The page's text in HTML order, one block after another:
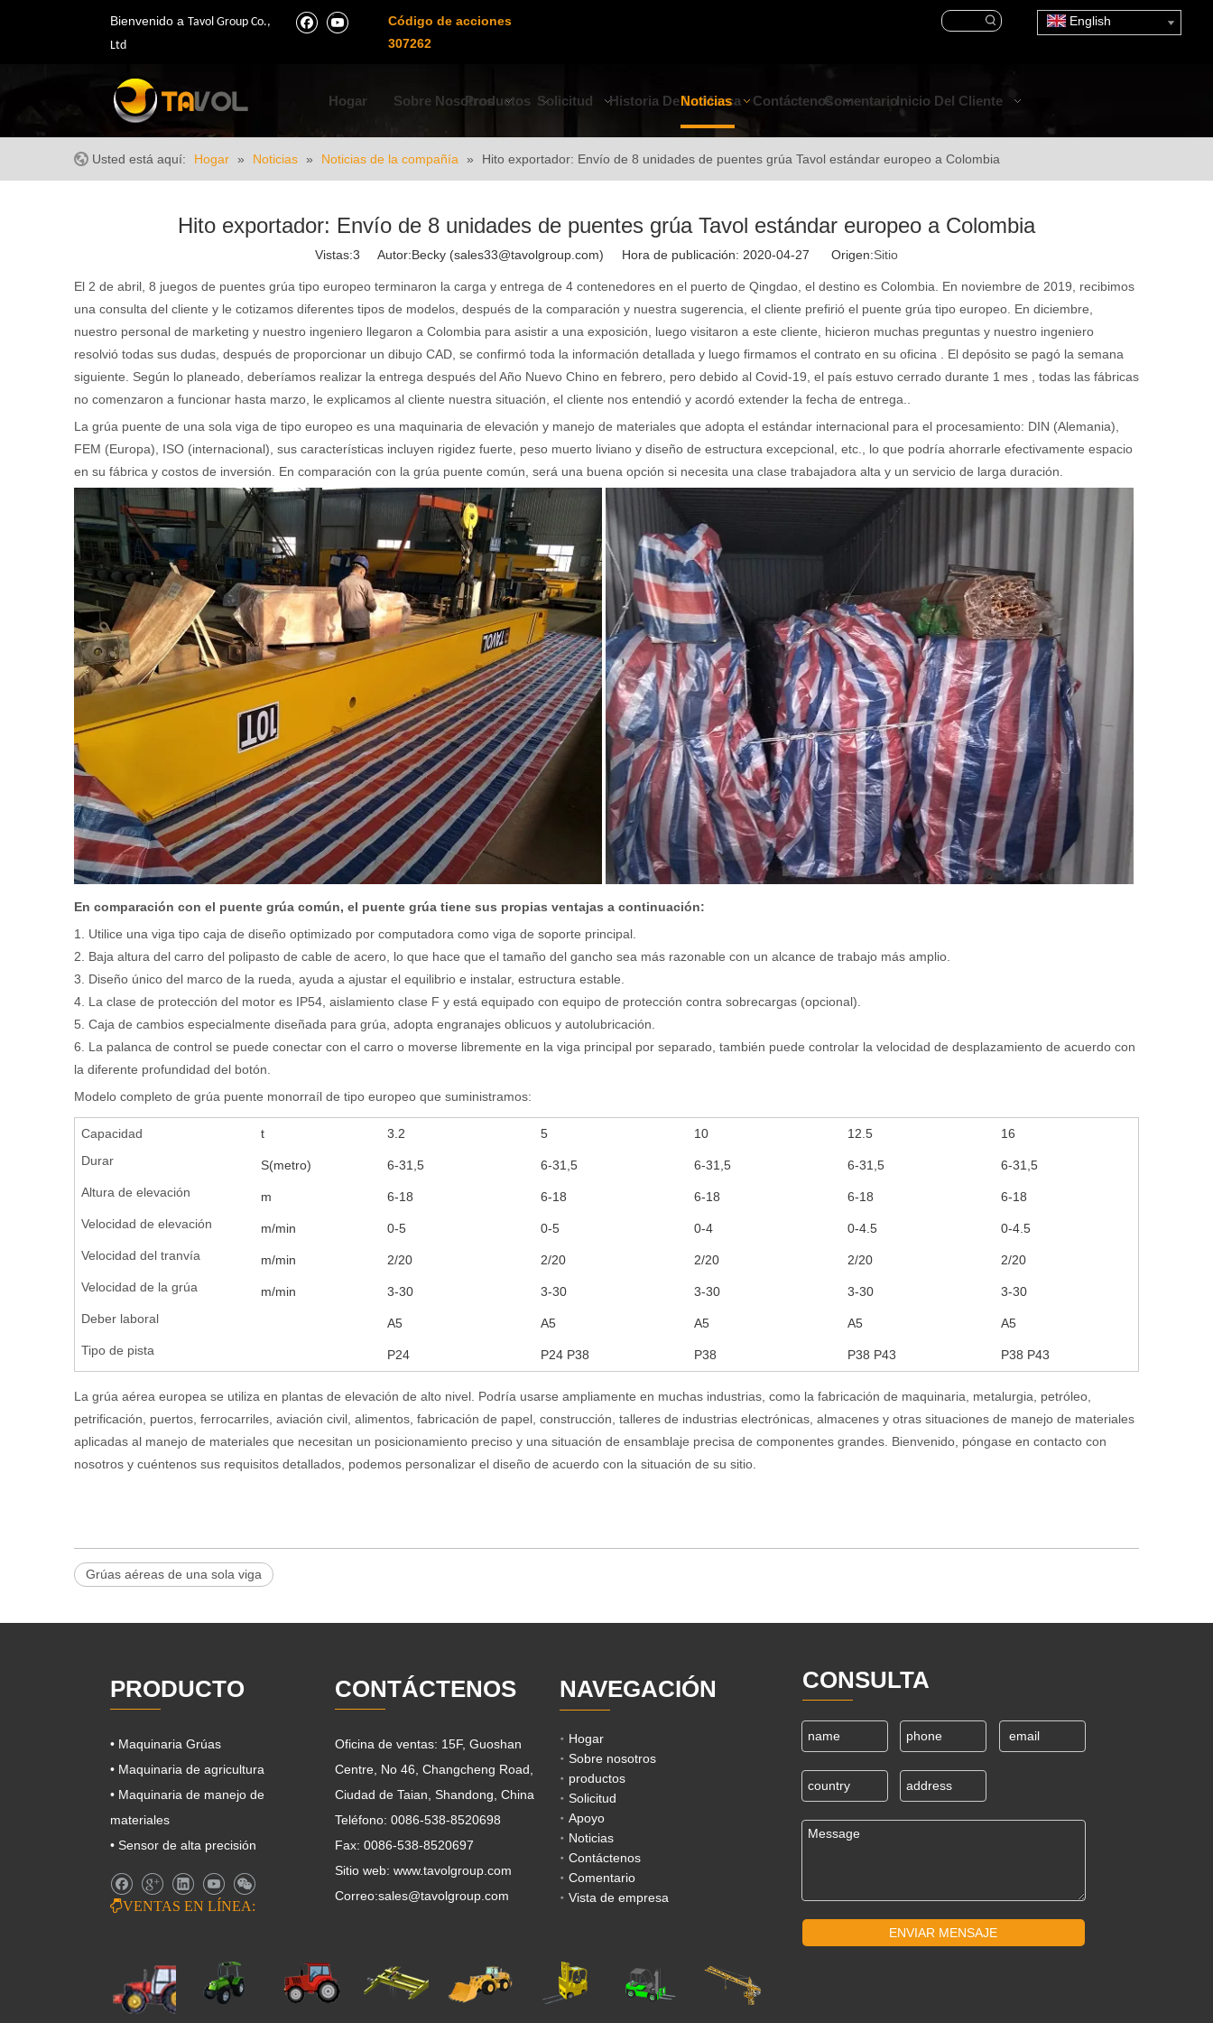
Bienvenido a Tavol Group Co.,
Ltd
Código de acciones
307262
English
Hogar Sobre NosotrosProductos Solicitud Historia De La Marca
Noticias ContáctenosComentarioInicio Del Cliente
Usted está aquí: Hogar » Noticias » Noticias de la compañía » Hito exportador: Envío de 8 unidades de puentes grúa Tavol estándar europeo a Colombia
Hito exportador: Envío de 8 unidades de puentes grúa Tavol estándar europeo a Colombia
Vistas:3 Autor:Becky (sales33@tavolgroup.com) Hora de publicación: 2020-04-27 Origen:Sitio
El 2 de abril, 8 juegos de puentes grúa tipo europeo terminaron la carga y entrega de 4 contenedores en el puerto de Qingdao, el destino es Colombia. En noviembre de 2019, recibimos
una consulta del cliente y le cotizamos diferentes tipos de modelos, después de la comparación y nuestra sugerencia, el cliente prefirió el puente grúa tipo europeo. En diciembre,
nuestro personal de marketing y nuestro ingeniero llegaron a Colombia para asistir a una exposición, luego visitaron a este cliente, hicieron muchas preguntas y nuestro ingeniero
resolvió todas sus dudas, después de proporcionar un dibujo CAD, se confirmó toda la información detallada y luego firmamos el contrato en su oficina . El depósito se pagó la semana
siguiente. Según lo planeado, deberíamos realizar la entrega después del Año Nuevo Chino en febrero, pero debido al Covid-19, el país estuvo cerrado durante 1 mes
, todas las fábricas
no comenzaron a funcionar hasta marzo, le explicamos al cliente nuestra situación, el cliente nos entendió y acordó extender la fecha de entrega.
La grúa puente de una sola viga de tipo europeo es una maquinaria de elevación y manejo de materiales que adopta el estándar internacional para el procesamiento: DIN (Alemania),
FEM (Europa), ISO (internacional), sus características incluyen rigidez fuerte, peso muerto liviano y diseño de estructura excepcional, etc., lo que podría ahorrarle efectivamente espacio
en su fábrica y costos de inversión. En comparación con la grúa puente común, será una buena opción si necesita una clase trabajadora alta y un servicio de larga duración.
En comparación con el puente grúa común, el puente grúa tiene sus propias ventajas a continuación:
1. Utilice una viga tipo caja de diseño optimizado por computadora como viga de soporte principal.
2. Baja altura del carro del polipasto de cable de acero, lo que hace que el tamaño del gancho sea más razonable con un alcance de trabajo más amplio.
3. Diseño único del marco de la rueda, ayuda a ajustar el equilibrio e instalar, estructura estable.
4. La clase de protección del motor es IP54, aislamiento clase F y está equipado con equipo de protección contra sobrecargas (opcional).
5. Caja de cambios especialmente diseñada para grúa, adopta engranajes oblicuos y autolubricación.
6. La palanca de control se puede conectar con el carro o moverse libremente en la viga principal por separado, también puede controlar la velocidad de desplazamiento de acuerdo con
la diferente profundidad del botón.
Modelo completo de grúa puente monorraíl de tipo europeo que suministramos:
Capacidad t 3.2 5 10 12.5
16
Durar
S(metro) 6-31,5 6-31,5 6-31,5 6-31,5
6-31,5
Altura de elevación
m 6-18 6-18 6-18 6-18
6-18
Velocidad de elevación
m/min 0-5 0-5 0-4 0-4.5
0-4.5
Velocidad del tranvía
m/min 2/20 2/20 2/20 2/20
2/20
Velocidad de la grúa
m/min 3-30 3-30 3-30 3-30
3-30
Deber laboral
A5 A5 A5 A5
A5
Tipo de pista
P24 P24 P38 P38 P38 P43 P38 P43
La grúa aérea europea se utiliza en plantas de elevación de alto nivel. Podría usarse ampliamente en muchas industrias, como la fabricación de maquinaria, metalurgia, petróleo,
petrificación, puertos, ferrocarriles, aviación civil, alimentos, fabricación de papel, construcción, talleres de industrias electrónicas, almacenes y otras situaciones de manejo de materiales
aplicadas al manejo de materiales que necesitan un posicionamiento preciso y una situación de ensamblaje precisa de componentes grandes. Bienvenido, póngase en contacto con
nosotros y cuéntenos sus requisitos detallados, podemos personalizar el diseño de acuerdo con la situación de su sitio.
Grúas aéreas de una sola viga
PRODUCTO
• Maquinaria Grúas
• Maquinaria de agricultura
• Maquinaria de manejo de
materiales
• Sensor de alta precisión
VENTAS EN LÍNEA:
CONTÁCTENOS
Oficina de ventas: 15F, Guoshan
Centre, No 46, Changcheng Road,
Ciudad de Taian, Shandong, China
Teléfono: 0086-538-8520698
Fax: 0086-538-8520697
Sitio web: www.tavolgroup.com
Correo:sales@tavolgroup.com
NAVEGACIÓN
Hogar
Sobre nosotros
productos
Solicitud
Apoyo
Noticias
Contáctenos
Comentario
Vista de empresa
CONSULTA
ENVIAR MENSAJE